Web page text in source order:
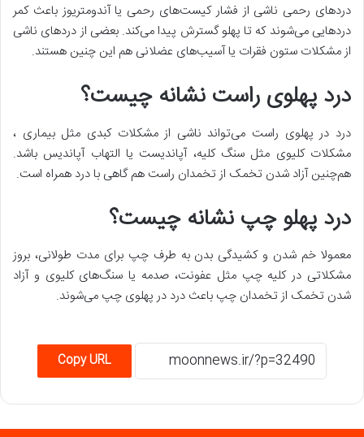
دردهای رحمی ناشی از فشار کیست‌های رحمی یا آندومتریوز باعث کمر
دردهایی می‌شوند که تا پهلو گسترش پیدا می‌کند. بعضی از دردهای ناشی
از مشکلات ستون فقرات یا آسیب‌های عضلانی هم این چنین هستند.
درد پهلوی راست نشانه چیست؟
درد در پهلوی راست می‌تواند ناشی از مشکلات کبدی مثل بیماری ،
مشکلات کلیوی مثل سنگ کلیه، آپاندیست یا التهاب آپاندیس باشد.
هم‌چنین آزاد شدن تخمک از تخمدان راست هم گاهی با درد همراه است.
درد پهلو چپ نشانه چیست؟
معمولا خم شدن و کشیدگی بدن به طرف چپ برای مدت طولانی، بروز
مشکلاتی در کلیه چپ مثل عفونت، صدمه یا سنگ‌های کلیوی و آزاد
شدن تخمک از تخمدان چپ باعث درد در پهلوی چپ می‌شوند.
Copy URL